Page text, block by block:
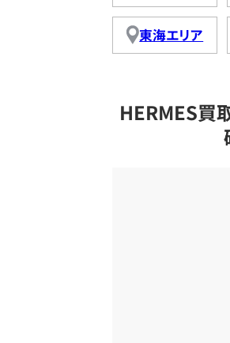
東海エリア
HERMES買